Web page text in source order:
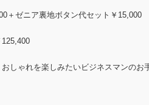
＋ゼニア裏地ボタン代セット ￥15,000
しゃれを楽しみたいビジネスマンのお